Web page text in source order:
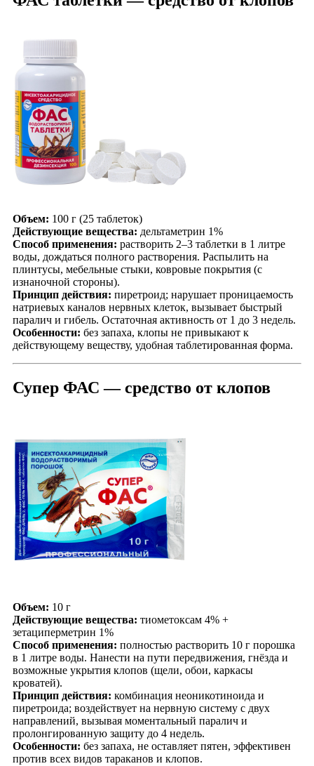
Объем: 100 г (25 таблеток)
Действующие вещества: дельтаметрин 1%
Способ применения: растворить 2–3 таблетки в 1 литре
воды, дождаться полного растворения. Распылить на
плинтусы, мебельные стыки, ковровые покрытия (с
изнаночной стороны).
Принцип действия: пиретроид; нарушает проницаемость
натриевых каналов нервных клеток, вызывает быстрый
паралич и гибель. Остаточная активность от 1 до 3 недель.
Особенности: без запаха, клопы не привыкают к
действующему веществу, удобная таблетированная форма.
Супер ФАС — средство от клопов
Объем: 10 г
Действующие вещества: тиометоксам 4% +
зетациперметрин 1%
Способ применения: полностью растворить 10 г порошка
в 1 литре воды. Нанести на пути передвижения, гнёзда и
возможные укрытия клопов (щели, обои, каркасы
кроватей).
Принцип действия: комбинация неоникотиноида и
пиретроида; воздействует на нервную систему с двух
направлений, вызывая моментальный паралич и
пролонгированную защиту до 4 недель.
Особенности: без запаха, не оставляет пятен, эффективен
против всех видов тараканов и клопов.